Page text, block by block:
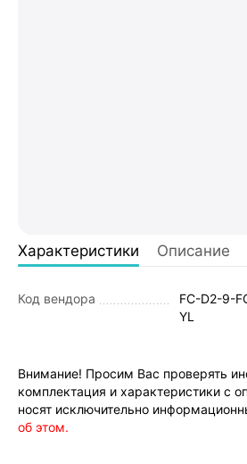
Характеристики Описание
Код вендора
FC-D2-9-
YL
Внимание! Просим Вас проверять
комплектация и характеристики с
носят исключительно
об этом.